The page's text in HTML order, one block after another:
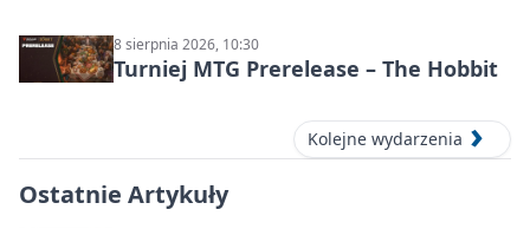
8 sierpnia 2026, 10:30
Turniej MTG Prerelease – The Hobbit
Kolejne wydarzenia
Ostatnie Artykuły